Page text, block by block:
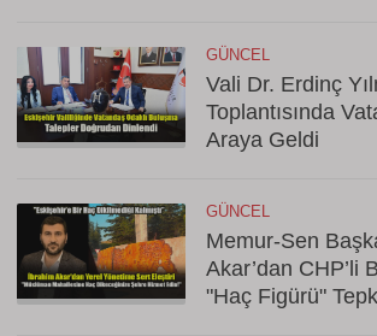
GÜNCEL
Vali Dr. Erdinç
Toplantısında
Araya Geldi
GÜNCEL
Memur-Sen
Akar’dan CHP’li
"Haç Figürü"